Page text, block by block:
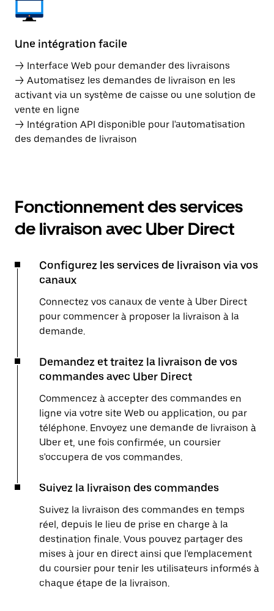
Une intégration facile
→ Interface Web pour demander des livraisons
→ Automatisez les demandes de livraison en les
activant via un système de caisse ou une solution de
vente en ligne
→ Intégration API disponible pour l'automatisation
des demandes de livraison
Fonctionnement des services
de livraison avec Uber Direct
Configurez les services de livraison via vos
canaux
Connectez vos canaux de vente à Uber Direct
pour commencer à proposer la livraison à la
demande.
Demandez et traitez la livraison de vos
commandes avec Uber Direct
Commencez à accepter des commandes en
ligne via votre site Web ou application, ou par
téléphone. Envoyez une demande de livraison à
Uber et, une fois confirmée, un coursier
s'occupera de vos commandes.
Suivez la livraison des commandes
Suivez la livraison des commandes en temps
réel, depuis le lieu de prise en charge à la
destination finale. Vous pouvez partager des
mises à jour en direct ainsi que l'emplacement
du coursier pour tenir les utilisateurs informés à
chaque étape de la livraison.